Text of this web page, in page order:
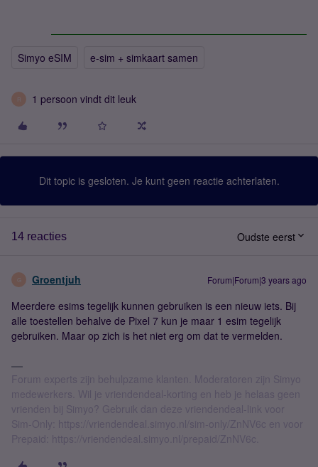
Simyo eSIM e-sim + simkaart samen
R 1 persoon vindt dit leuk
Dit topic is gesloten. Je kunt geen reactie achterlaten.
14 reacties Oudste eerst
G Groentjuh Forum|Forum|3 years ago
Meerdere esims tegelijk kunnen gebruiken is een nieuw iets. Bij
alle toestellen behalve de Pixel 7 kun je maar 1 esim tegelijk
gebruiken. Maar op zich is het niet erg om dat te vermelden.
Forum experts zijn behulpzame klanten. Moderatoren zijn Simyo
medewerkers. Wil je vriendendeal-korting en heb je helaas geen
vrienden bij Simyo? Gebruik dan deze vriendendeal-link voor
Sim-Only: https://vriendendeal.simyo.nl/sim-only/ZnNV6c en voor
Prepaid: https://vriendendeal.simyo.nl/prepaid/ZnNV6c.